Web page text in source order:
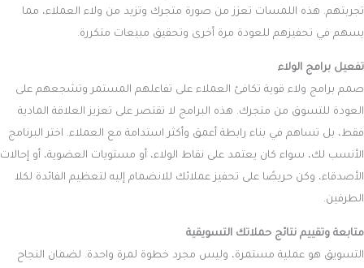
تجربتهم. هذه اللمسات تعزز من صورة متجرك وتزيد من ولاء العملاء، مما
يسهم في تحفيزهم للعودة مرة أخرى وتحقيق مبيعات متكررة.
تفعيل برامج الولاء
صمم برامج ولاء قوية تكافئ العملاء على تفاعلهم المستمر وتشجعهم على
العودة للتسوق من متجرك. هذه البرامج لا تقتصر على تعزيز العلاقة المادية
فقط، بل تساهم في بناء رابطة أعمق وأكثر استدامة مع العملاء. اختر البرنامج
الأنسب لك، سواء كان يعتمد على نقاط الولاء، أو مستويات العضوية، أو إحالات
الأصدقاء، وكن حريصًا على تحفيز عملائك للانضمام إليه لتعظيم الفائدة لكلا
الطرفين.
متابعة وتقييم نتائج حملاتك التسويقية
التسويق هو عملية مستمرة، وليس مجرد خطوة لمرة واحدة. لضمان النجاح